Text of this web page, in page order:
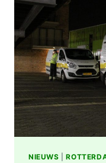
IN
NIEUWS |